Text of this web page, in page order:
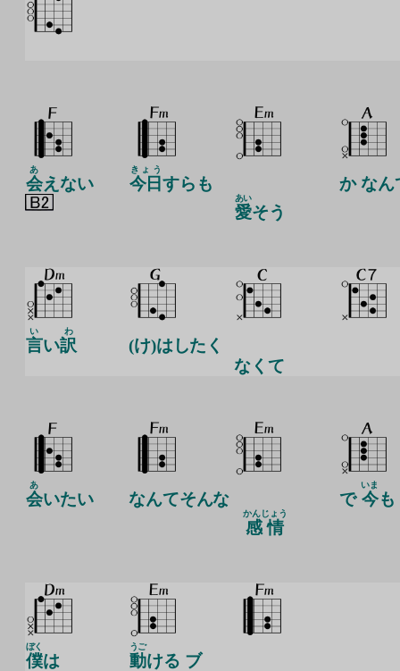
会
あ
えない 今日
きょう
すらも
愛
あい
そう
か なん
言
い
い訳
わ
(け)はしたく
なくて
会
あ
いたい
なんてそんな
感情
かんじょう
で 今
いま
も
僕
ぼく
は 動
うご
ける ブ